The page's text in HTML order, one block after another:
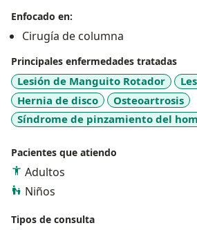
Traumatología de Nuevo León y
Asociación Mexicana de Cirujanos
Enfocado en:
Cirugía de columna
Principales enfermedades tratadas
Lesión de Manguito Rotador
Hernia de disco
Osteoartrosis
Síndrome de pinzamiento del
Pacientes que atiendo
Adultos
Niños
Tipos de consulta